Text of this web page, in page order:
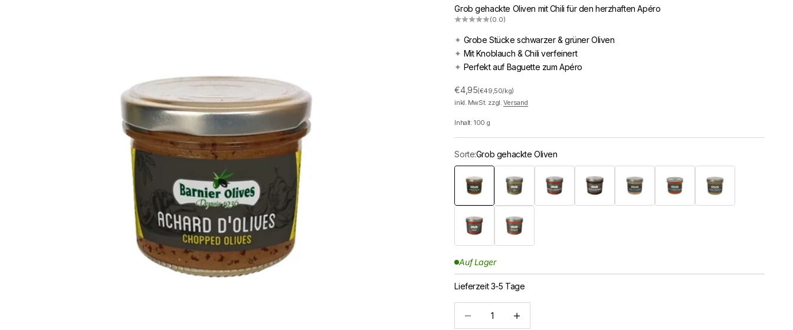
Grob gehackte Oliven mit Chili für den herzhaften Apéro
(0.0)
✦ Grobe Stücke schwarzer & grüner Oliven
✦ Mit Knoblauch & Chili verfeinert
✦ Perfekt auf Baguette zum Apéro
Angebot
€4,95(€49,50/kg)
inkl. MwSt. zzgl. Versand
Inhalt:100 g
Sorte:Grob gehackte Oliven
Auf Lager
Lieferzeit 3-5 Tage